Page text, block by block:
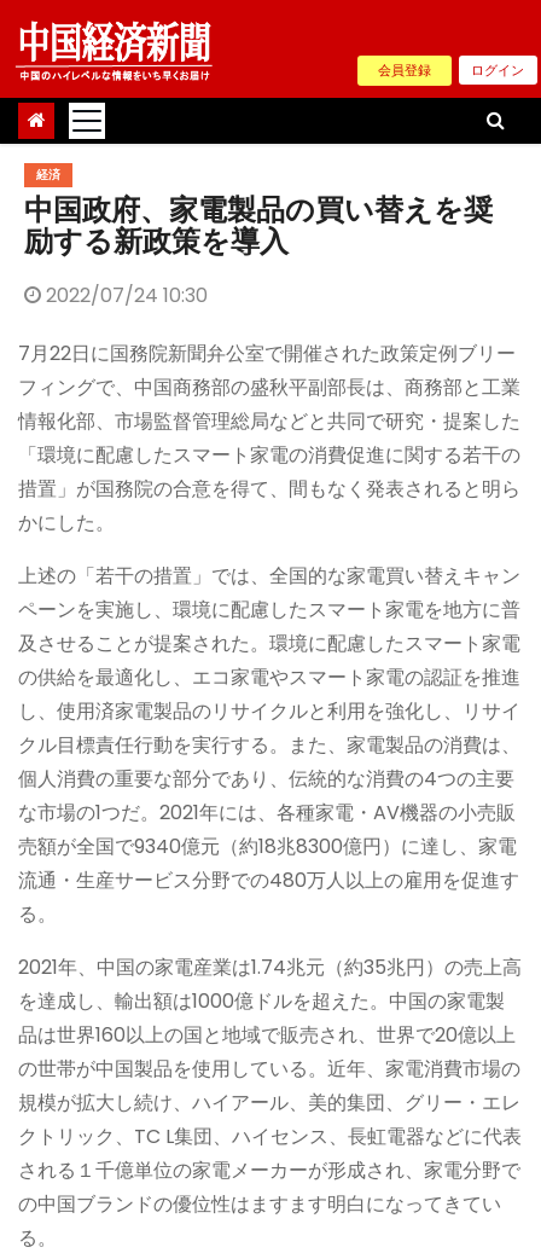
Skip
content
会員登録 ログイン
経済
中国政府、家電製品の買い替えを奨
励する新政策を導入
2022/07/24 10:30
7月22日に国務院新聞弁公室で開催された政策定例ブリー
フィングで、中国商務部の盛秋平副部長は、商務部と工業
情報化部、市場監督管理総局などと共同で研究・提案した
「環境に配慮したスマート家電の消費促進に関する若干の
措置」が国務院の合意を得て、間もなく発表されると明ら
かにした。
上述の「若干の措置」では、全国的な家電買い替えキャン
ペーンを実施し、環境に配慮したスマート家電を地方に普
及させることが提案された。環境に配慮したスマート家電
の供給を最適化し、エコ家電やスマート家電の認証を推進
し、使用済家電製品のリサイクルと利用を強化し、リサイ
クル目標責任行動を実行する。また、家電製品の消費は、
個人消費の重要な部分であり、伝統的な消費の4つの主要
な市場の1つだ。2021年には、各種家電・AV機器の小売販
売額が全国で9340億元（約18兆8300億円）に達し、家電
流通・生産サービス分野での480万人以上の雇用を促進す
る。
2021年、中国の家電産業は1.74兆元（約35兆円）の売上高
を達成し、輸出額は1000億ドルを超えた。中国の家電製
品は世界160以上の国と地域で販売され、世界で20億以上
の世帯が中国製品を使用している。近年、家電消費市場の
規模が拡大し続け、ハイアール、美的集団、グリー・エレ
クトリック、TC L集団、ハイセンス、長虹電器などに代表
される１千億単位の家電メーカーが形成され、家電分野で
の中国ブランドの優位性はますます明白になってきてい
る。